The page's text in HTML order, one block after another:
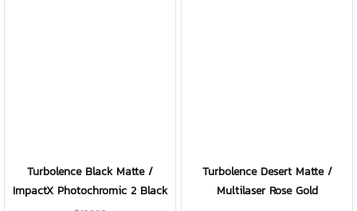
Turbolence Black Matte /
ImpactX Photochromic 2 Black
Turbolence Desert Matte /
Multilaser Rose Gold